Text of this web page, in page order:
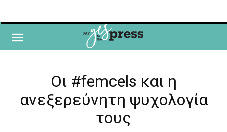
Oι #femcels και η
ανεξερεύνητη ψυχολογία
τους